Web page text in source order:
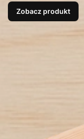
Zobacz produkt